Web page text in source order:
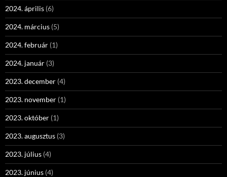
2024. április (6)
2024. március (5)
2024. február (1)
2024. január (3)
2023. december (4)
2023. november (1)
2023. október (1)
2023. augusztus (3)
2023. július (4)
2023. június (4)